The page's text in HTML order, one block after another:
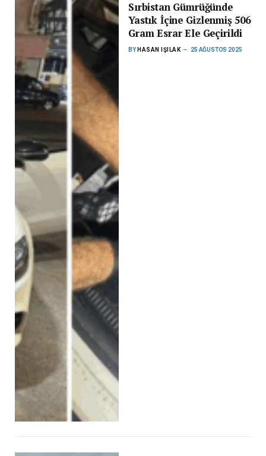
Sırbistan Gümrüğünde
Yastık İçine Gizlenmiş 506
Gram Esrar Ele Geçirildi
BY HASAN IŞILAK 25 AĞUSTOS 2025